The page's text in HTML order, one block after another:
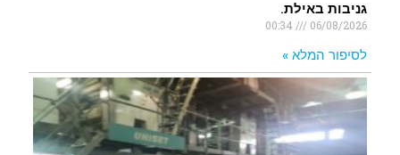
גניבות באילת.
06/08/2026
לסיפור המלא »